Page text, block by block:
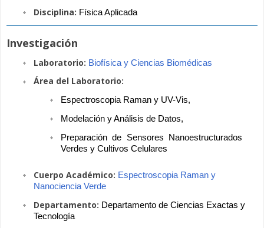
Disciplina: Física Aplicada
Investigación
Laboratorio: Biofísica y Ciencias Biomédicas
Área del Laboratorio:
Espectroscopia Raman y UV-Vis,
Modelación y Análisis de Datos,
Preparación de Sensores Nanoestructurados
Verdes y Cultivos Celulares
Cuerpo Académico: Espectroscopia Raman y
Nanociencia Verde
Departamento: Departamento de Ciencias Exactas y
Tecnología